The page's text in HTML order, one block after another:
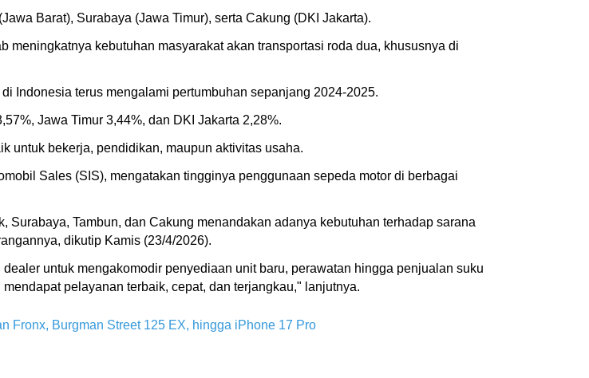
Barat), Surabaya (Jawa Timur), serta Cakung (DKI Jakarta).
kebutuhan masyarakat akan transportasi roda dua, khususnya di
Indonesia terus mengalami pertumbuhan sepanjang 2024-2025.
Jawa Timur 3,44%, dan DKI Jakarta 2,28%.
untuk bekerja, pendidikan, maupun aktivitas usaha.
Sales (SIS), mengatakan tingginya penggunaan sepeda motor di berbagai
Tambun, dan Cakung menandakan adanya kebutuhan terhadap sarana
dikutip Kamis (23/4/2026).
untuk mengakomodir penyediaan unit baru, perawatan hingga penjualan suku
pelayanan terbaik, cepat, dan terjangkau," lanjutnya.
Fronx, Burgman Street 125 EX, hingga iPhone 17 Pro